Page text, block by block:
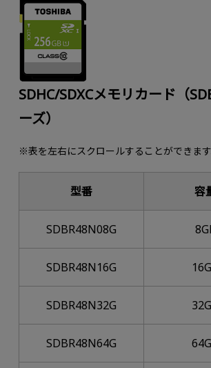
SDHC/SDXCメモリカード（
ーズ）
※表を左右にスクロールすることができます
型番 容
SDBR48N08G
SDBR48N16G
SDBR48N32G
SDBR48N64G